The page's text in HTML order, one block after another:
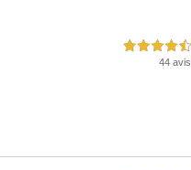
4,5 étoiles sur 5
44 avis